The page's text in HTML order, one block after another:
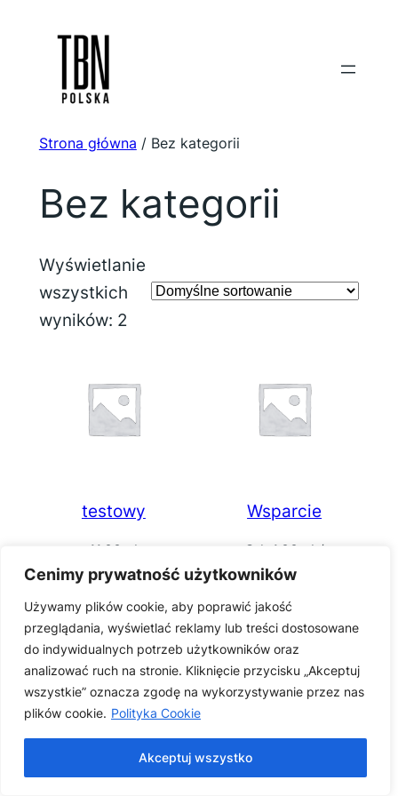
Cenimy prywatność użytkowników
Używamy plików cookie, aby poprawić jakość
przeglądania, wyświetlać reklamy lub treści dostosowane
do indywidualnych potrzeb użytkowników oraz
analizować ruch na stronie. Kliknięcie przycisku „Akceptuj
wszystkie” oznacza zgodę na wykorzystywanie przez nas
plików cookie. Polityka Cookie
Akceptuj wszystko
Strona główna / Bez kategorii
Bez kategorii
Wyświetlanie
wszystkich
wyników: 2
testowy
11,00 zł
Learn more
Wsparcie
Od: 1,00 zł /
miesięcznie
Learn more